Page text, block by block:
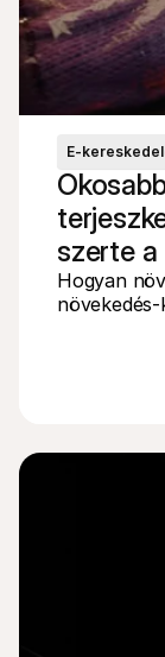
E-
szerte
Hogyan